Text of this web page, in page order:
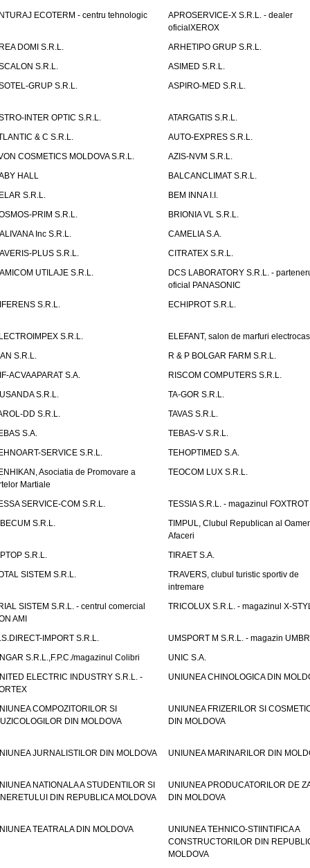
ECOTERM - centru tehnologic
APROSERVICE-X S.R.L. - dealer
oficialXEROX
DOMI S.R.L.
ARHETIPO GRUP S.R.L.
S.R.L.
ASIMED S.R.L.
GRUP S.R.L.
ASPIRO-MED S.R.L.
INTER OPTIC S.R.L.
ATARGATIS S.R.L.
& C S.R.L.
AUTO-EXPRES S.R.L.
COSMETICS MOLDOVA S.R.L.
AZIS-NVM S.R.L.
HALL
BALCANCLIMAT S.R.L.
S.R.L.
BEM INNA I.I.
PRIM S.R.L.
BRIONIA VL S.R.L.
Inc S.R.L.
CAMELIA S.A.
PLUS S.R.L.
CITRATEX S.R.L.
UTILAJE S.R.L.
DCS LABORATORY S.R.L. -
oficial PANASONIC
S.R.L.
ECHIPROT S.R.L.
S.R.L.
ELEFANT, salon de marfuri
S.R.L.
R & P BOLGAR FARM S.R.L.
ACVAAPARAT S.A.
RISCOM COMPUTERS S.R.L.
S.R.L.
TA-GOR S.R.L.
DD S.R.L.
TAVAS S.R.L.
S.A.
TEBAS-V S.R.L.
SERVICE S.R.L.
TEHOPTIMED S.A.
Asociatia de Promovare a
Martiale
TEOCOM LUX S.R.L.
SERVICE-COM S.R.L.
TESSIA S.R.L. - magazinul FOXTROT
S.R.L.
TIMPUL, Clubul Republican al
Afaceri
S.R.L.
TIRAET S.A.
SISTEM S.R.L.
TRAVERS, clubul turistic sportiv de
intremare
SISTEM S.R.L. - centrul comercial
AMI
TRICOLUX S.R.L. - magazinul X-
IMPORT S.R.L.
UMSPORT M S.R.L. - magazin
S.R.L.,F.P.C./magazinul Colibri
UNIC S.A.
ELECTRIC INDUSTRY S.R.L. -
UNIUNEA CHINOLOGICA DIN
COMPOZITORILOR SI
DIN MOLDOVA
UNIUNEA FRIZERILOR SI
DIN MOLDOVA
JURNALISTILOR DIN MOLDOVA UNIUNEA MARINARILOR DIN
NATIONALA A STUDENTILOR SI
DIN REPUBLICA MOLDOVA
UNIUNEA PRODUCATORILOR DE
DIN MOLDOVA
TEATRALA DIN MOLDOVA
UNIUNEA TEHNICO-STIINTIFICA A
CONSTRUCTORILOR DIN
MOLDOVA